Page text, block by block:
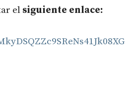
el siguiente enlace: